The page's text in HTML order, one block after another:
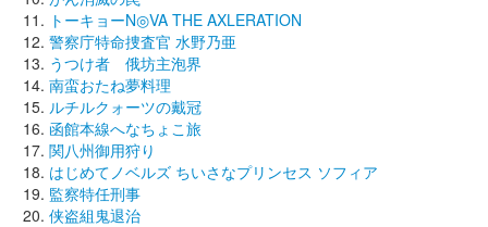
トーキョーN◎VA THE AXLERATION
警察庁特命捜査官 水野乃亜
うつけ者 俄坊主泡界
南蛮おたね夢料理
ルチルクォーツの戴冠
函館本線へなちょこ旅
関八州御用狩り
はじめてノベルズ ちいさなプリンセス ソフィア
監察特任刑事
侠盗組鬼退治